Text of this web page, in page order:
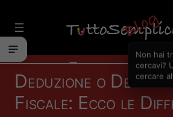
contenuto
Finanza
Deduzione o
Fiscale: Ecco le
Non hai
cercavi?
cercare